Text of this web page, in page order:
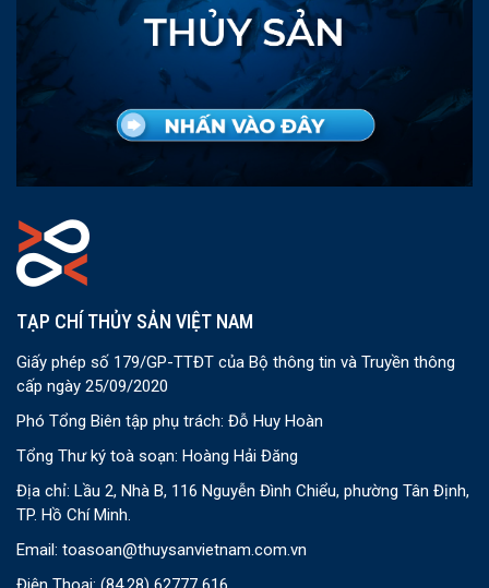
TẠP CHÍ THỦY SẢN VIỆT NAM
Giấy phép số 179/GP-TTĐT của Bộ thông tin và Truyền thông
cấp ngày 25/09/2020
Phó Tổng Biên tập phụ trách: Đỗ Huy Hoàn
Tổng Thư ký toà soạn: Hoàng Hải Đăng
Địa chỉ: Lầu 2, Nhà B, 116 Nguyễn Đình Chiểu, phường Tân Định,
TP. Hồ Chí Minh.
Email: toasoan@thuysanvietnam.com.vn